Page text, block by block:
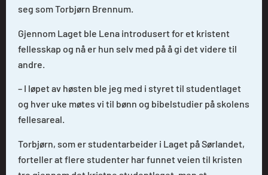
seg som Torbjørn Brennum.
Gjennom Laget ble Lena introdusert for et kristent
fellesskap og nå er hun selv med på å gi det videre til
andre.
– I løpet av høsten ble jeg med i styret til studentlaget
og hver uke møtes vi til bønn og bibelstudier på skolens
fellesareal.
Torbjørn, som er studentarbeider i Laget på Sørlandet,
forteller at flere studenter har funnet veien til kristen